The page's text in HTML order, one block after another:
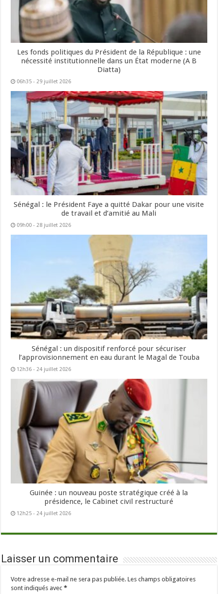
Les fonds politiques du Président de la République : une
nécessité institutionnelle dans un État moderne (A B
Diatta)
06h35 - 29 juillet 2026
Sénégal : le Président Faye a quitté Dakar pour une visite
de travail et d’amitié au Mali
09h00 - 28 juillet 2026
Sénégal : un dispositif renforcé pour sécuriser
l’approvisionnement en eau durant le Magal de Touba
12h36 - 24 juillet 2026
Guinée : un nouveau poste stratégique créé à la
présidence, le Cabinet civil restructuré
12h25 - 24 juillet 2026
Laisser un commentaire
Votre adresse e-mail ne sera pas publiée. Les champs obligatoires
sont indiqués avec*